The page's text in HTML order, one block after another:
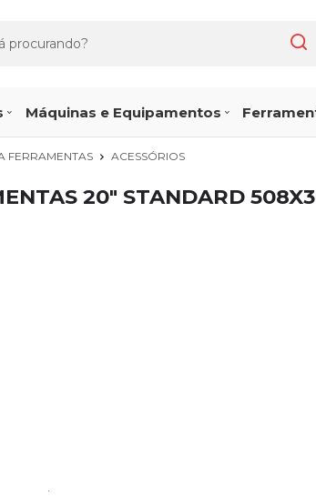
Máquinas e Equipamentos
FERRAMENTAS ACESSÓRIOS
20" STANDARD